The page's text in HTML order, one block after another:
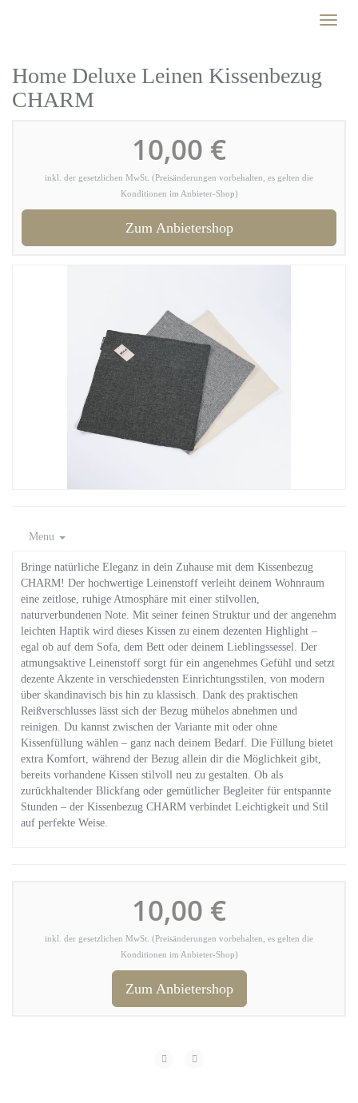
Toggle
Home Deluxe Leinen Kissenbezug
CHARM
10,00 €
inkl. der gesetzlichen MwSt. (Preisänderungen vorbehalten, es gelten die
Konditionen im Anbieter-Shop)
Zum Anbietershop
Menu
Bringe natürliche Eleganz in dein Zuhause mit dem Kissenbezug
CHARM! Der hochwertige Leinenstoff verleiht deinem Wohnraum
eine zeitlose, ruhige Atmosphäre mit einer stilvollen,
naturverbundenen Note. Mit seiner feinen Struktur und der angenehm
leichten Haptik wird dieses Kissen zu einem dezenten Highlight –
egal ob auf dem Sofa, dem Bett oder deinem Lieblingssessel. Der
atmungsaktive Leinenstoff sorgt für ein angenehmes Gefühl und setzt
dezente Akzente in verschiedensten Einrichtungsstilen, von modern
über skandinavisch bis hin zu klassisch. Dank des praktischen
Reißverschlusses lässt sich der Bezug mühelos abnehmen und
reinigen. Du kannst zwischen der Variante mit oder ohne
Kissenfüllung wählen – ganz nach deinem Bedarf. Die Füllung bietet
extra Komfort, während der Bezug allein dir die Möglichkeit gibt,
bereits vorhandene Kissen stilvoll neu zu gestalten. Ob als
zurückhaltender Blickfang oder gemütlicher Begleiter für entspannte
Stunden – der Kissenbezug CHARM verbindet Leichtigkeit und Stil
auf perfekte Weise.
10,00 €
inkl. der gesetzlichen MwSt. (Preisänderungen vorbehalten, es gelten die
Konditionen im Anbieter-Shop)
Zum Anbietershop